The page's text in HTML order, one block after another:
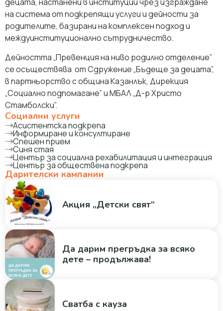
на система от подкрепящи услуги и дейности за
родителите, базирани на комплексен подход и
междуинституционално сътрудничество.
Дейността „Превенция на ниво родилно отделение”
се осъществява от Сдружение „Бъдеще за децата”,
в партньорство с община Казанлък, Дирекция
„Социално подпомагане” и МБАЛ „Д-р Христо
Стамболски”.
Социални услуги
Асистентска подкрепа
Информиране и консултиране
Спешен прием
Синя стая
Център за социална рехабилитация и интеграция
Център за обществена подкрепа
Дарителски кампании
Акция „Детски свят“
Да дарим прегръдка за всяко
дете – продължава!
Сватба с кауза